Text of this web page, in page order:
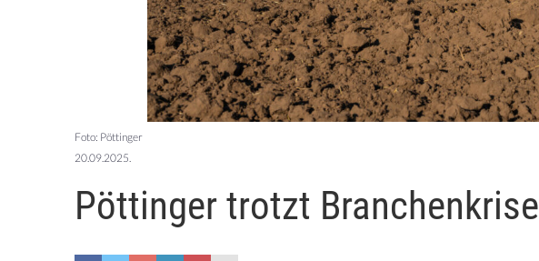
Foto: Pöttinger
20.09.2025.
Pöttinger trotzt Branchenkrise